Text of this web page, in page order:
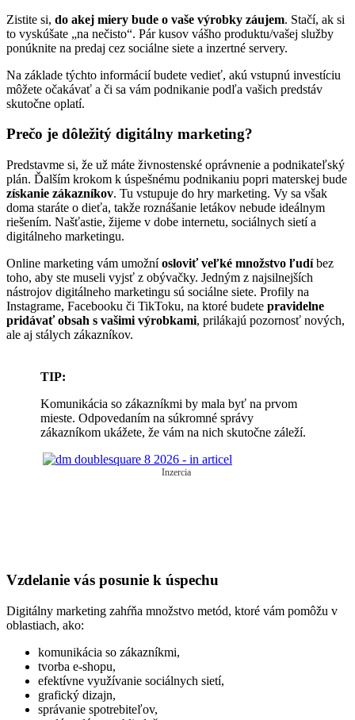
Zistite si, do akej miery bude o vaše výrobky záujem. Stačí, ak si
to vyskúšate „na nečisto“. Pár kusov vášho produktu/vašej služby
ponúknite na predaj cez sociálne siete a inzertné servery.
Na základe týchto informácií budete vedieť, akú vstupnú investíciu
môžete očakávať a či sa vám podnikanie podľa vašich predstáv
skutočne oplatí.
Prečo je dôležitý digitálny marketing?
Predstavme si, že už máte živnostenské oprávnenie a podnikateľský
plán. Ďalším krokom k úspešnému podnikaniu popri materskej bude
získanie zákazníkov. Tu vstupuje do hry marketing. Vy sa však
doma staráte o dieťa, takže roznášanie letákov nebude ideálnym
riešením. Našťastie, žijeme v dobe internetu, sociálnych sietí a
digitálneho marketingu.
Online marketing vám umožníosloviť veľké množstvo ľudíbez
toho, aby ste museli vyjsť z obývačky. Jedným z najsilnejších
nástrojov digitálneho marketingu sú sociálne siete. Profily na
Instagrame, Facebooku či TikToku, na ktoré budete pravidelne
pridávať obsah s vašimi výrobkami, prilákajú pozornosť nových,
ale aj stálych zákazníkov.
TIP:
Komunikácia so zákazníkmi by mala byť na prvom
mieste. Odpovedaním na súkromné správy
zákazníkom ukážete, že vám na nich skutočne záleží.
Inzercia
Vzdelanie vás posunie k úspechu
Digitálny marketing zahŕňa množstvo metód, ktoré vám pomôžu v
oblastiach, ako:
komunikácia so zákazníkmi,
tvorba e-shopu,
efektívne využívanie sociálnych sietí,
grafický dizajn,
správanie spotrebiteľov,